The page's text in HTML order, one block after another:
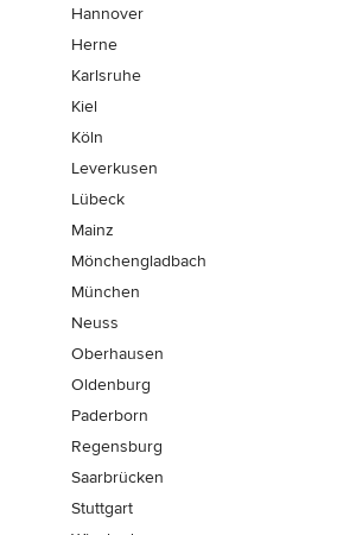
Hannover
Herne
Karlsruhe
Kiel
Köln
Leverkusen
Lübeck
Mainz
Mönchen­gladbach
München
Neuss
Oberhausen
Oldenburg
Paderborn
Regensburg
Saarbrücken
Stuttgart